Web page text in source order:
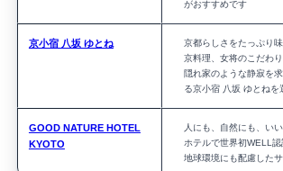
がおすすめです
京小宿 八坂 ゆとね
京都らしさをたっぷり
京料理、女将のこだわ
隠れ家のような静寂を
る京小宿 八坂 ゆとね
GOOD NATURE HOTEL
KYOTO
人にも、自然にも、い
ホテルで世界初WELL認
地球環境にも配慮した